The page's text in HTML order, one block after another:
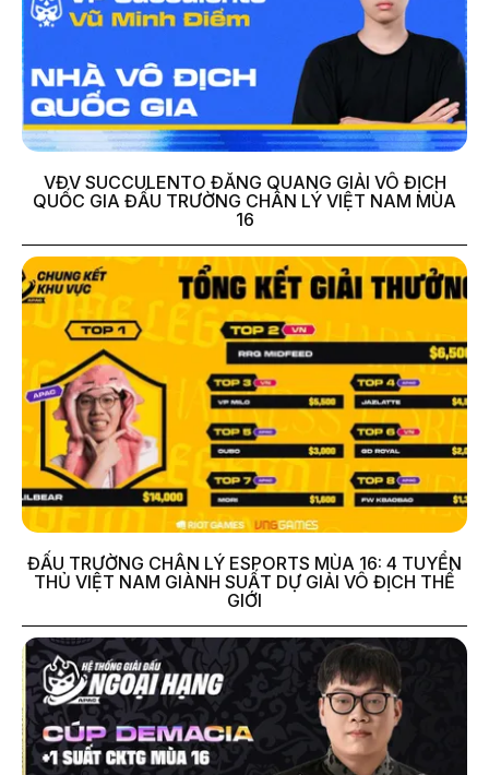
VĐV SUCCULENTO ĐĂNG QUANG GIẢI VÔ ĐỊCH
QUỐC GIA ĐẤU TRƯỜNG CHÂN LÝ VIỆT NAM MÙA
16
ĐẤU TRƯỜNG CHÂN LÝ ESPORTS MÙA 16: 4 TUYỂN
THỦ VIỆT NAM GIÀNH SUẤT DỰ GIẢI VÔ ĐỊCH THẾ
GIỚI